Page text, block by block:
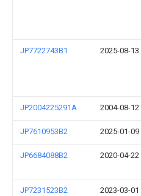
JP7722743B1 2025-08-13
JP2004225291A 2004-08-12
JP7610953B2 2025-01-09
JP6684088B2 2020-04-22
JP7231523B2 2023-03-01